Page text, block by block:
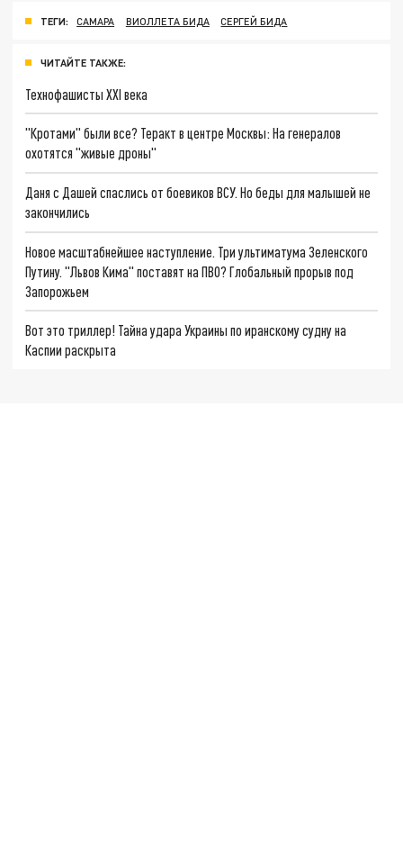
ТЕГИ: САМАРА ВИОЛЛЕТА БИДА СЕРГЕЙ БИДА
ЧИТАЙТЕ ТАКЖЕ:
Технофашисты XXI века
"Кротами" были все? Теракт в центре Москвы: На генералов
охотятся "живые дроны"
Даня с Дашей спаслись от боевиков ВСУ. Но беды для малышей не
закончились
Новое масштабнейшее наступление. Три ультиматума Зеленского
Путину. "Львов Кима" поставят на ПВО? Глобальный прорыв под
Запорожьем
Вот это триллер! Тайна удара Украины по иранскому судну на
Каспии раскрыта